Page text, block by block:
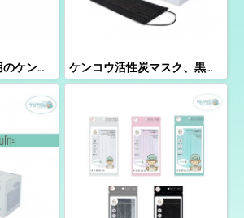
女性用または子供用のケンコウ活性炭マスク、50個入り ケンコウ活性炭マスク、黒色、50個入り